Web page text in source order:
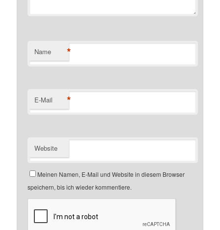
Name *
E-Mail *
Website
Meinen Namen, E-Mail und Website in diesem Browser
speichern, bis ich wieder kommentiere.